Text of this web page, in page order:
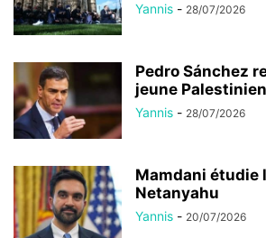
Yannis - 28/07/2026
Pedro Sánchez
jeune
Yannis - 28/07/2026
Mamdani étudie
Netanyahu
Yannis - 20/07/2026